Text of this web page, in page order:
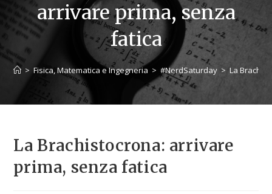
arrivare prima, senza
fatica
> Fisica, Matematica e Ingegneria > #NerdSaturday > La
La Brachistocrona: arrivare
prima, senza fatica